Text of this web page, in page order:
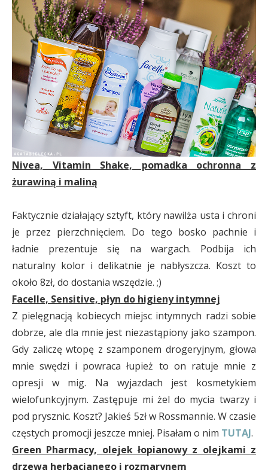
Nivea, Vitamin Shake, pomadka ochronna z
żurawiną i maliną
Faktycznie działający sztyft, który nawilża usta i chroni
je przez pierzchnięciem. Do tego bosko pachnie i
ładnie prezentuje się na wargach. Podbija ich
naturalny kolor i delikatnie je nabłyszcza. Koszt to
około 8zł, do dostania wszędzie. ;)
Facelle, Sensitive, płyn do higieny intymnej
Z pielęgnacją kobiecych miejsc intymnych radzi sobie
dobrze, ale dla mnie jest niezastąpiony jako szampon.
Gdy zaliczę wtopę z szamponem drogeryjnym, głowa
mnie swędzi i powraca łupież to on ratuje mnie z
opresji w mig. Na wyjazdach jest kosmetykiem
wielofunkcyjnym. Zastępuje mi żel do mycia twarzy i
pod prysznic. Koszt? Jakieś 5zł w Rossmannie. W czasie
częstych promocji jeszcze mniej. Pisałam o nim TUTAJ.
Green Pharmacy, olejek łopianowy z olejkami z
drzewa herbacianego i rozmarynem